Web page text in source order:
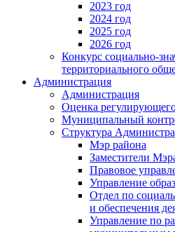
2023 год
2024 год
2025 год
2026 год
Конкурс социально-
территориального
Администрация
Администрация
Оценка
Муниципальный
Структура
Мэр района
Заместители
Правовое
Управление
Отдел по
и обеспечения
Управление по